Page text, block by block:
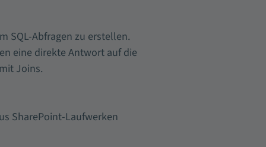
SQL-Abfragen zu erstellen.
eine direkte Antwort auf die
Joins.
SharePoint-Laufwerken